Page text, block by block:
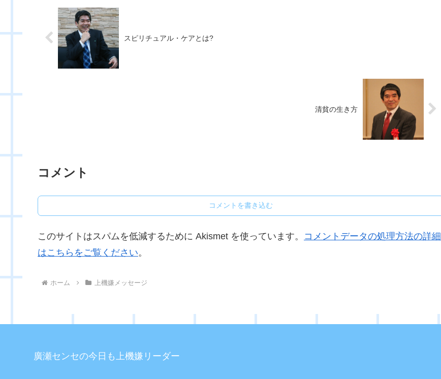
スピリチュアル・ケアとは?
清貧の生き方
コメント
コメントを書き込む
このサイトはスパムを低減するために Akismet を使っています。 コメントデータの処理方法の詳細
はこちらをご覧ください。
ホーム 上機嫌メッセージ
廣瀬センセの今日も上機嫌リーダー